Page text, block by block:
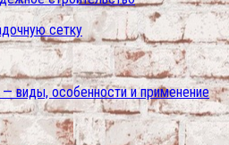
сетку
виды, особенности и применение